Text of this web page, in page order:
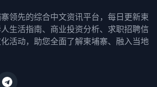
领先的综合中文资讯平台，每日更新柬
生活指南、商业投资分析、求职招聘信
活动，助您全面了解柬埔寨、融入当地